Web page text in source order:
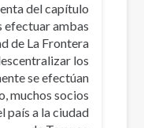
del capítulo
efectuar ambas
de La Frontera
los
se efectúan
muchos socios
país a la ciudad